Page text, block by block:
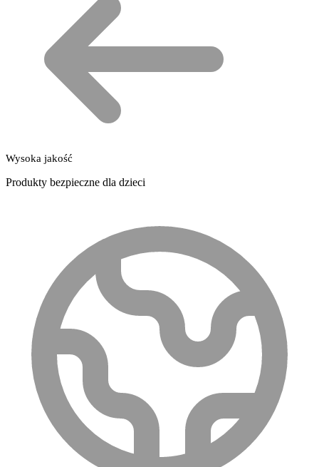
Wysoka jakość
Produkty bezpieczne dla dzieci